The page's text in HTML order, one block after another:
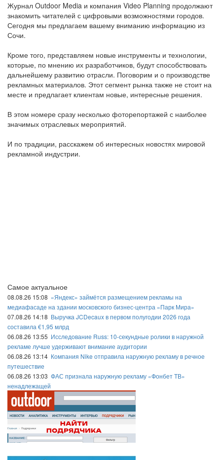
Журнал Outdoor Media и компания Video Planning продолжают
знакомить читателей с цифровыми возможностями городов.
Сегодня мы предлагаем вашему вниманию информацию из
Сочи.
Кроме того, представляем новые инструменты и технологии,
которые, по мнению их разработчиков, будут способствовать
дальнейшему развитию отрасли. Поговорим и о производстве
рекламных материалов. Этот сегмент рынка также не стоит на
месте и предлагает клиентам новые, интересные решения.
В этом номере сразу несколько фоторепортажей с наиболее
значимых отраслевых мероприятий.
И по традиции, расскажем об интересных новостях мировой
рекламной индустрии.
Самое актуальное
08.08.26 15:08 «Яндекс» займётся размещением рекламы на
медиафасаде на здании московского бизнес-центра «Парк Мира»
07.08.26 14:18 Выручка JCDecaux в первом полугодии 2026 года
составила €1,95 млрд
06.08.26 13:55 Исследование Russ: 10-секундные ролики в наружной
рекламе лучше удерживают внимание аудитории
06.08.26 13:14 Компания Nike отправила наружную рекламу в речное
путешествие
06.08.26 13:03 ФАС признала наружную рекламу «Фонбет ТВ»
ненадлежащей